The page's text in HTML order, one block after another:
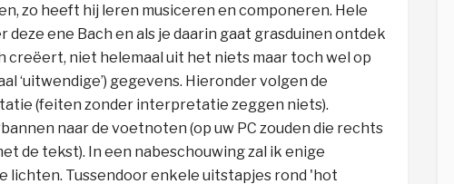
zo heeft hij leren musiceren en componeren. Hele
ene Bach en als je daarin gaat grasduinen ontdek
creëert, niet helemaal uit het niets maar toch wel op
‘uitwendige’) gegevens. Hieronder volgen de
(feiten zonder interpretatie zeggen niets).
naar de voetnoten (op uw PC zouden die rechts
de tekst). In een nabeschouwing zal ik enige
Tussendoor enkele uitstapjes rond 'hot